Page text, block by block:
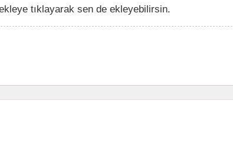
tıklayarak sen de ekleyebilirsin.